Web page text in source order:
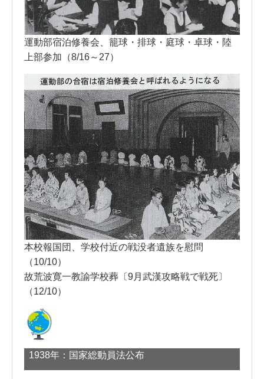
運動部宿泊修養会、籠球・排球・庭球・卓球・陸
上部参加（8/16～27）
本校報国団、学校付近の戦没者遺族を慰問
（10/10）
故荒波寛一教諭学校葬〔9月武漢攻略戦で戦死〕
（12/10）
1938年：国家総動員法公布